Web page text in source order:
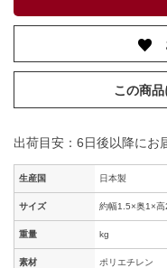
この商
出荷目安：6日後以降にお
生産国 日本製
サイズ 約幅1.5×奥1×高
重量 kg
素材 ポリエチレン